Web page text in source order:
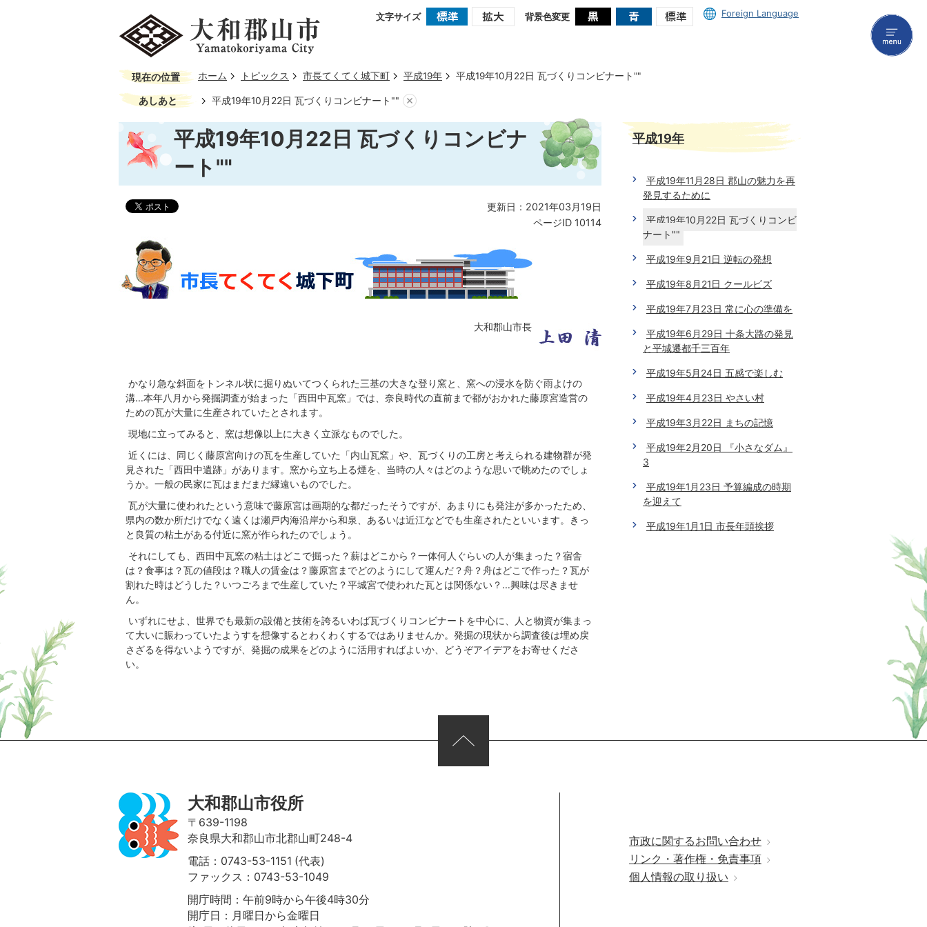
文字サイズ 背景色変更 Foreign Language
現在の位置 ホーム トピックス 市長てくてく城下町 平成19年 平成19年10月22日 瓦づくりコンビナート""
あしあと 平成19年10月22日 瓦づくりコンビナート""
平成19年10月22日 瓦づくりコンビナ
ート""
更新日：2021年03月19日
ページID 10114
大和郡山市長
かなり急な斜面をトンネル状に掘りぬいてつくられた三基の大きな登り窯と、窯への浸水を防ぐ雨よけの
溝…本年八月から発掘調査が始まった「西田中瓦窯」では、奈良時代の直前まで都がおかれた藤原宮造営の
ための瓦が大量に生産されていたとされます。
現地に立ってみると、窯は想像以上に大きく立派なものでした。
近くには、同じく藤原宮向けの瓦を生産していた「内山瓦窯」や、瓦づくりの工房と考えられる建物群が発
見された「西田中遺跡」があります。窯から立ち上る煙を、当時の人々はどのような思いで眺めたのでしょ
うか。一般の民家に瓦はまだまだ縁遠いものでした。
瓦が大量に使われたという意味で藤原宮は画期的な都だったそうですが、あまりにも発注が多かったため、
県内の数か所だけでなく遠くは瀬戸内海沿岸から和泉、あるいは近江などでも生産されたといいます。きっ
と良質の粘土がある付近に窯が作られたのでしょう。
それにしても、西田中瓦窯の粘土はどこで掘った？薪はどこから？一体何人ぐらいの人が集まった？宿舎
は？食事は？瓦の値段は？職人の賃金は？藤原宮までどのようにして運んだ？舟？舟はどこで作った？瓦が
割れた時はどうした？いつごろまで生産していた？平城宮で使われた瓦とは関係ない？…興味は尽きませ
ん。
いずれにせよ、世界でも最新の設備と技術を誇るいわば瓦づくりコンビナートを中心に、人と物資が集まっ
て大いに賑わっていたようすを想像するとわくわくするではありませんか。発掘の現状から調査後は埋め戻
さざるを得ないようですが、発掘の成果をどのように活用すればよいか、どうぞアイデアをお寄せくださ
い。
平成19年
平成19年11月28日 郡山の魅力を再
発見するために
平成19年10月22日 瓦づくりコンビ
ナート""
平成19年9月21日 逆転の発想
平成19年8月21日 クールビズ
平成19年7月23日 常に心の準備を
平成19年6月29日 十条大路の発見
と平城遷都千三百年
平成19年5月24日 五感で楽しむ
平成19年4月23日 やさい村
平成19年3月22日 まちの記憶
平成19年2月20日 『小さなダム』
3
平成19年1月23日 予算編成の時期
を迎えて
平成19年1月1日 市長年頭挨拶
大和郡山市役所
〒639-1198
奈良県大和郡山市北郡山町248-4
電話：0743-53-1151 (代表)
ファックス：0743-53-1049
開庁時間：午前9時から午後4時30分
開庁日：月曜日から金曜日
市政に関するお問い合わせ
リンク・著作権・免責事項
個人情報の取り扱い